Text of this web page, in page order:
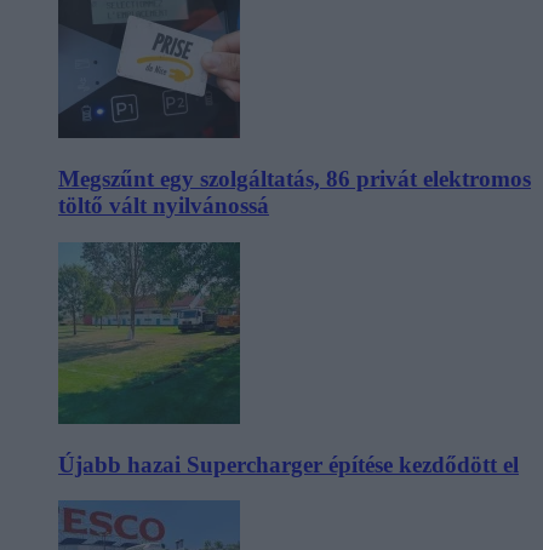
Megszűnt egy szolgáltatás, 86 privát elektromos
töltő vált nyilvánossá
Újabb hazai Supercharger építése kezdődött el